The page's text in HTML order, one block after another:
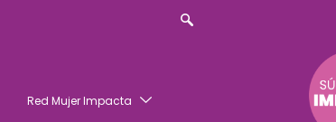
Red Mujer Impacta